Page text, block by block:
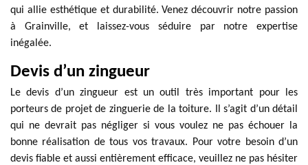
qui allie esthétique et durabilité. Venez découvrir notre passion
à Grainville, et laissez-vous séduire par notre expertise
inégalée.
Devis d’un zingueur
Le devis d’un zingueur est un outil très important pour les
porteurs de projet de zinguerie de la toiture. Il s’agit d’un détail
qui ne devrait pas négliger si vous voulez ne pas échouer la
bonne réalisation de tous vos travaux. Pour votre besoin d’un
devis fiable et aussi entièrement efficace, veuillez ne pas hésiter